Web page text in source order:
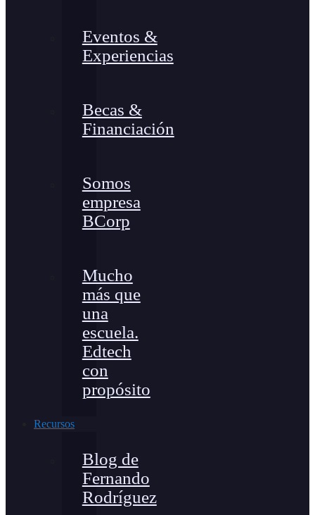
Eventos &
Experiencias
Becas &
Financiación
Somos
empresa
BCorp
Mucho
más que
una
escuela.
Edtech
con
propósito
Recursos
Blog de
Fernando
Rodríguez